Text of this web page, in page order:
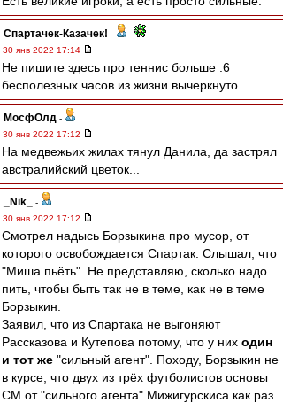
Спартачек-Казачек! -
30 янв 2022 17:14
Не пишите здесь про теннис больше .6
бесполезных часов из жизни вычеркнуто.
МосфОлд -
30 янв 2022 17:12
На медвежьих жилах тянул Данила, да застрял
австралийский цветок...
_Nik_
-
30 янв 2022 17:12
Смотрел надысь Борзыкина про мусор, от
которого освобождается Спартак. Слышал, что
"Миша пьёть". Не представляю, сколько надо
пить, чтобы быть так не в теме, как не в теме
Борзыкин.
Заявил, что из Спартака не выгоняют
Рассказова и Кутепова потому, что у них один
и тот же "сильный агент". Походу, Борзыкин не
в курсе, что двух из трёх футболистов основы
СМ от "сильного агента" Мижигурскиса как раз